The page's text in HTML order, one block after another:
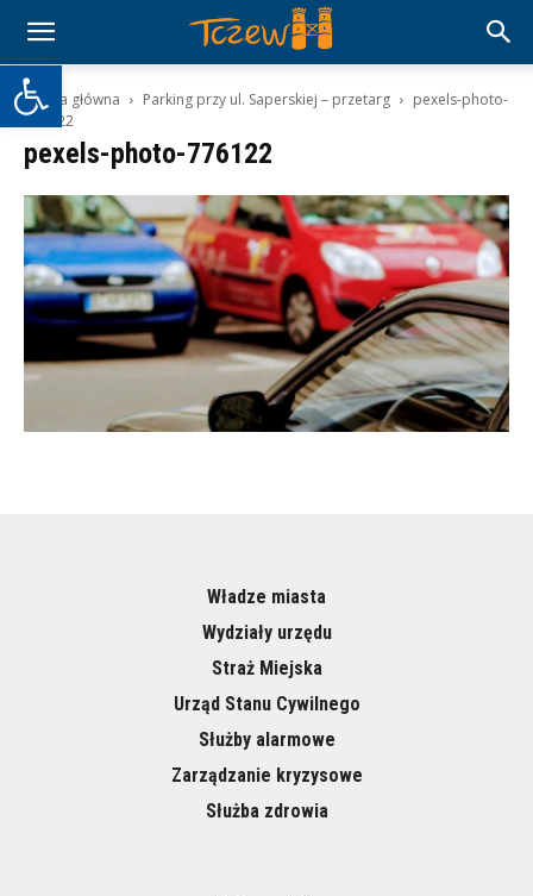
Otwórz pasek narzędzi
Strona główna Parking przy ul. Saperskiej – przetarg
pexels-photo-
776122
pexels-photo-776122
Władze miasta
Wydziały urzędu
Straż Miejska
Urząd Stanu Cywilnego
Służby alarmowe
Zarządzanie kryzysowe
Służba zdrowia